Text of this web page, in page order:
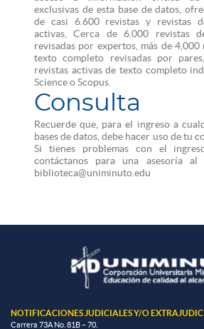
exclusivas de esta base de datos,
de casi 6.600 revistas y revistas
activas, Cerca de 6.000 revistas
revisadas por expertos, más de 4,000
texto completo revisadas por
revistas activas de texto completo
Science o Scopus.
Consulta
Recuerde que, para el ingreso a
bases de datos, debe hacer uso de tu
Si tienes problemas con el
contáctanos para una asesoría al
biblioteca@uniminuto.edu
NOTIFICACIONES JUDICIALES Y/O
Carrera 73A No. 81B – 70.